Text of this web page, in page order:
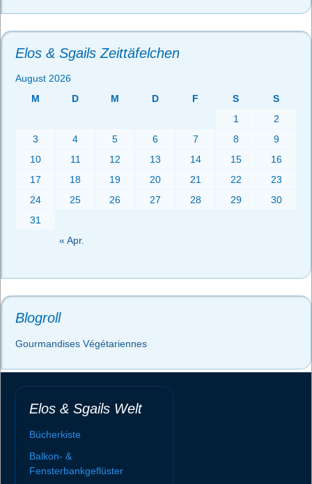
Elos & Sgails Zeittäfelchen
August 2026
M
D M D F S
S
1
2
3
4 5 6 7 8
9
10
11 12 13 14 15
16
17
18 19 20 21 22
23
24
25 26 27 28 29
30
31
« Apr.
Blogroll
Gourmandises Végétariennes
Elos & Sgails Welt
Bücherkiste
Balkon- &
Fensterbankgeflüster